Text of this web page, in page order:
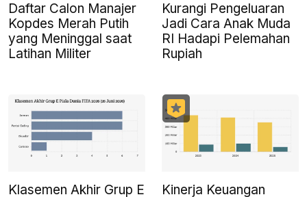
Daftar Calon Manajer
Kopdes Merah Putih
yang Meninggal saat
Latihan Militer
Kurangi Pengeluaran
Jadi Cara Anak Muda
RI Hadapi Pelemahan
Rupiah
Klasemen Akhir Grup E
Kinerja Keuangan